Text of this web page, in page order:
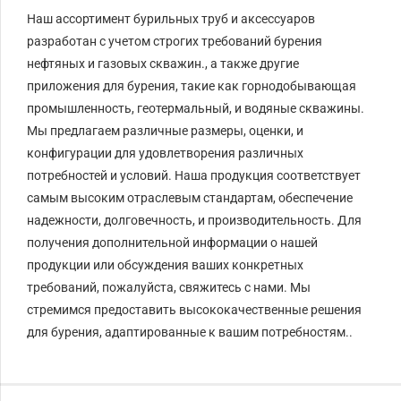
Наш ассортимент бурильных труб и аксессуаров
разработан с учетом строгих требований бурения
нефтяных и газовых скважин., а также другие
приложения для бурения, такие как горнодобывающая
промышленность, геотермальный, и водяные скважины.
Мы предлагаем различные размеры, оценки, и
конфигурации для удовлетворения различных
потребностей и условий. Наша продукция соответствует
самым высоким отраслевым стандартам, обеспечение
надежности, долговечность, и производительность. Для
получения дополнительной информации о нашей
продукции или обсуждения ваших конкретных
требований, пожалуйста, свяжитесь с нами. Мы
стремимся предоставить высококачественные решения
для бурения, адаптированные к вашим потребностям..